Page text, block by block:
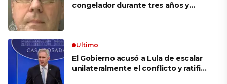
congelador durante tres años y
Ultimo
El Gobierno acusó a Lula de escalar
unilateralmente el conflicto y ratificó